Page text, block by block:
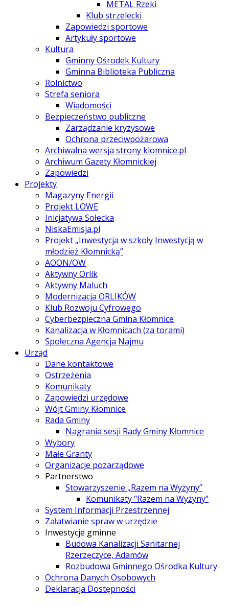
METAL Rzeki
Klub strzelecki
Zapowiedzi sportowe
Artykuły sportowe
Kultura
Gminny Ośrodek Kultury
Gminna Biblioteka Publiczna
Rolnictwo
Strefa seniora
Wiadomości
Bezpieczeństwo publiczne
Zarządzanie kryzysowe
Ochrona przeciwpożarowa
Archiwalna wersja strony klomnice.pl
Archiwum Gazety Kłomnickiej
Zapowiedzi
Projekty
Magazyny Energii
Projekt LOWE
Inicjatywa Sołecka
NiskaEmisja.pl
Projekt „Inwestycja w szkoły Inwestycją w
młodzież Kłomnicką”
AOON/OW
Aktywny Orlik
Aktywny Maluch
Modernizacja ORLIKÓW
Klub Rozwoju Cyfrowego
Cyberbezpieczna Gmina Kłomnice
Kanalizacja w Kłomnicach (za torami)
Społeczna Agencja Najmu
Urząd
Dane kontaktowe
Ostrzeżenia
Komunikaty
Zapowiedzi urzędowe
Wójt Gminy Kłomnice
Rada Gminy
Nagrania sesji Rady Gminy Kłomnice
Wybory
Małe Granty
Organizacje pozarządowe
Partnerstwo
Stowarzyszenie „Razem na Wyżyny”
Komunikaty "Razem na Wyżyny"
System Informacji Przestrzennej
Załatwianie spraw w urzędzie
Inwestycje gminne
Budowa Kanalizacji Sanitarnej
Rzerzęczyce, Adamów
Rozbudowa Gminnego Ośrodka Kultury
Ochrona Danych Osobowych
Deklaracja Dostępności